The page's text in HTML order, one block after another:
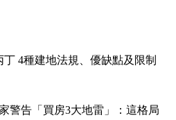
4種建地法規、優缺點及限制
警告「買房3大地雷」：這格局